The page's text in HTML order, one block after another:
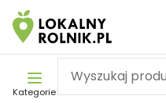
Pomiń nawigację
Kategorie